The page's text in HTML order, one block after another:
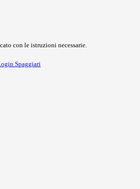
con le istruzioni necessarie.
Spaggiari